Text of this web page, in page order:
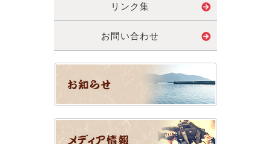
リンク集
お問い合わせ